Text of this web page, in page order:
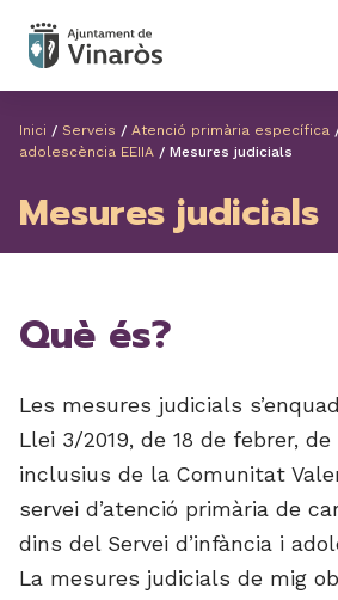
Inici / Serveis / Atenció primària específica
adolescència EEIIA / Mesures judicials
Mesures judicials
Què és?
Les mesures judicials
Llei 3/2019, de 18 de febrer,
inclusius de la Comunitat
servei d’atenció primària de
dins del Servei d’infància i
La mesures judicials de mig